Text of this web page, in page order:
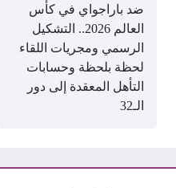
ضد باراجواي في كأس
العالم 2026.. التشكيل
الرسمي ومجريات اللقاء
لحظة بلحظة وحسابات
التأهل المعقدة إلى دور
الـ32